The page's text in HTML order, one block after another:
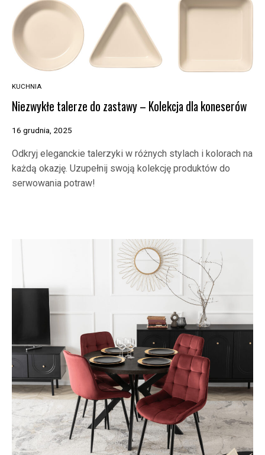
KUCHNIA
Niezwykłe talerze do zastawy – Kolekcja dla koneserów
16 grudnia, 2025
Odkryj eleganckie talerzyki w różnych stylach i kolorach na
każdą okazję. Uzupełnij swoją kolekcję produktów do
serwowania potraw!